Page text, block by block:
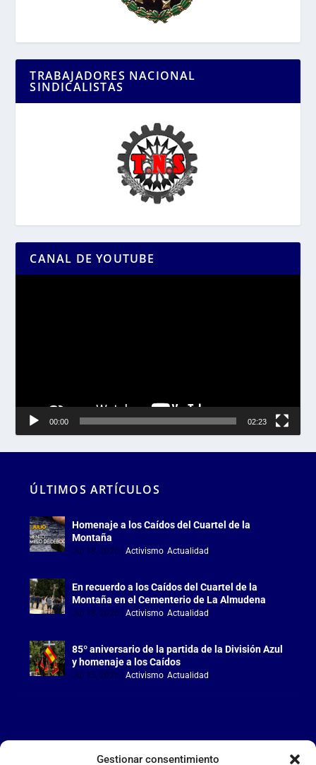
Gestionar consentimiento
TRABAJADORES NACIONAL
SINDICALISTAS
CANAL DE YOUTUBE
00:00 02:23
ÚLTIMOS ARTÍCULOS
Homenaje a los Caídos del Cuartel de la
Montaña
Jul 18, 2026 |Activismo ,Actualidad
En recuerdo a los Caídos del Cuartel de la
Montaña en el Cementerio de La Almudena
Jul 18, 2026 |Activismo ,Actualidad
85º aniversario de la partida de la División Azul
y homenaje a los Caídos
Jul 15, 2026 |Activismo ,Actualidad
LA FALANGE